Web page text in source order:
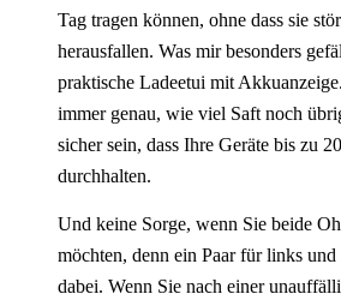
Tag tragen können, ohne dass sie
herausfallen. Was mir besonders
praktische Ladeetui mit
immer genau, wie viel Saft noch
sicher sein, dass Ihre Geräte bis zu
durchhalten.
Und keine Sorge, wenn Sie beide
möchten, denn ein Paar für links
dabei. Wenn Sie nach einer